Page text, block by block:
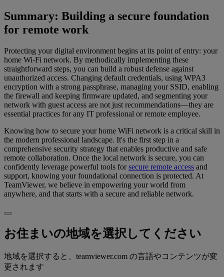
Summary: Building a secure foundation
for remote work
Protecting your digital environment begins at its point of entry: your
home Wi-Fi network. By methodically implementing these
straightforward steps, you can build a robust defense against
unauthorized access. Changing default credentials, using WPA3
encryption with a strong passphrase, managing your SSID, enabling
the firewall and keeping firmware updated, and segmenting your
network with guest access are not just recommendations—they are
essential practices for any IT professional or remote employee.
Knowing how to secure your home WiFi network is a critical skill in
the modern professional landscape. It's the first step in a
comprehensive security strategy that enables productive and safe
remote collaboration. Once the local network is secure, you can
confidently leverage powerful tools forsecure remote access and
support, knowing your foundational connection is protected. At
TeamViewer, we believe in empowering your world from
anywhere, and that starts with a secure and reliable network.
お住まいの地域を選択してください
地域を選択すると、teamviewer.com の言語やコンテンツが変
更されます